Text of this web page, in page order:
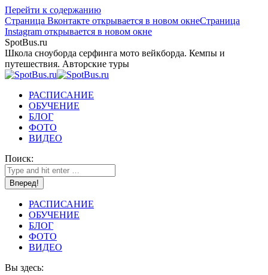
Перейти к содержанию
Страница Вконтакте открывается в новом окнеСтраница
Instagram открывается в новом окне
SpotBus.ru
Школа сноуборда серфинга мото вейкборда. Кемпы и
путешествия. Авторские туры
РАСПИСАНИЕ
ОБУЧЕНИЕ
БЛОГ
ФОТО
ВИДЕО
Поиск:
РАСПИСАНИЕ
ОБУЧЕНИЕ
БЛОГ
ФОТО
ВИДЕО
Вы здесь: